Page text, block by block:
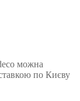
можна
по Києву